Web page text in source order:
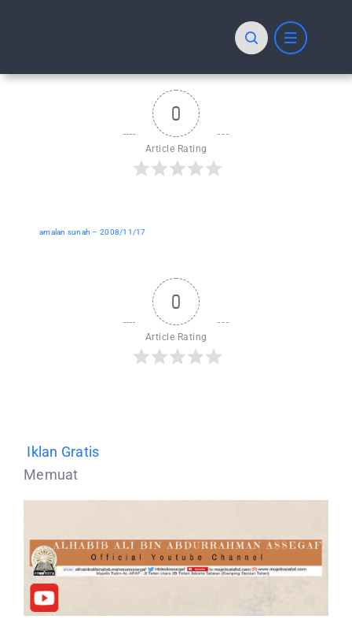
0
Article Rating
amalan sunah – 2008/11/17
0
Article Rating
Iklan Gratis
Memuat